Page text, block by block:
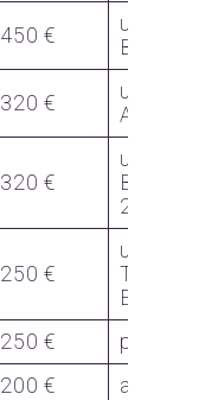
450 €
un
BMW
320 €
un
Arizona
320 €
un
Baobab
24
250 €
un
Toyota
250 €
panier
200 €